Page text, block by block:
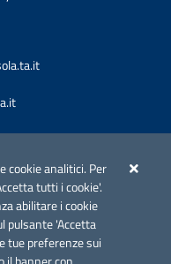
cookie analitici. Per
tutti i cookie'.
abilitare i cookie
pulsante 'Accetta
tue preferenze sui